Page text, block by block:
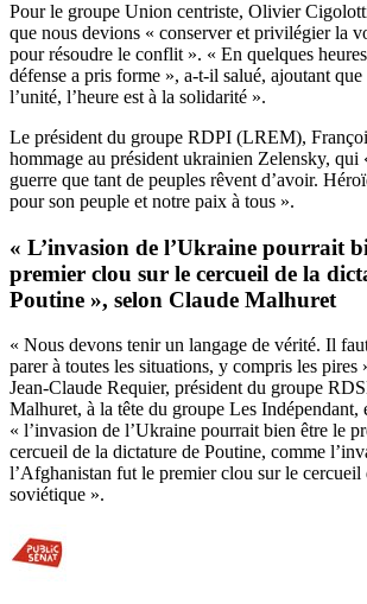
Pour le groupe Union centriste, Olivier
que nous devions « conserver et privilégier la
pour résoudre le conflit ». « En quelques
défense a pris forme », a-t-il salué, ajoutant que
l’unité, l’heure est à la solidarité ».
Le président du groupe RDPI (LREM),
hommage au président ukrainien Zelensky, qui
guerre que tant de peuples rêvent d’avoir.
pour son peuple et notre paix à tous ».
« L’invasion de l’Ukraine pourrait
premier clou sur le cercueil de la
Poutine », selon Claude Malhuret
« Nous devons tenir un langage de vérité. Il
parer à toutes les situations, y compris les pires
Jean-Claude Requier, président du groupe
Malhuret, à la tête du groupe Les Indépendant,
« l’invasion de l’Ukraine pourrait bien être le
cercueil de la dictature de Poutine, comme
l’Afghanistan fut le premier clou sur le cercueil
soviétique ».